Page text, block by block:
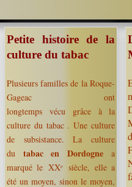
Petite histoire de la
culture du tabac
Plusieurs familles de la Roque-
Gageac ont
longtemps vécu grâce à la
culture du tabac . Une culture
de subsistance. La culture
dutabac en Dordognea
marqué le XXᵉ siècle, elle a
été un moyen, sinon le moyen,